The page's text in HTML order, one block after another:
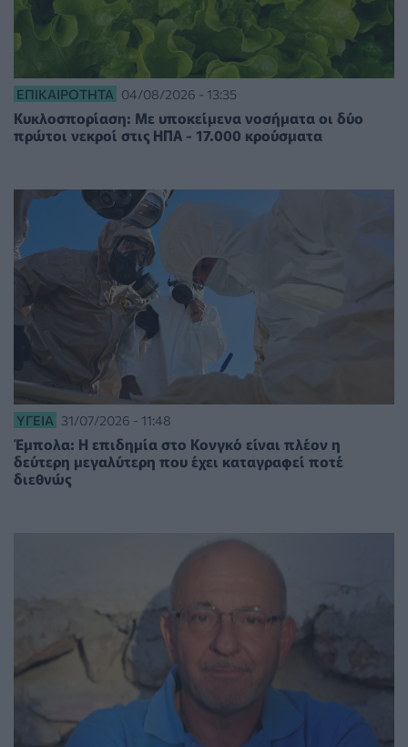
ΕΠΙΚΑΙΡΌΤΗΤΑ 04/08/2026 - 13:35
Κυκλοσπορίαση: Με υποκείμενα νοσήματα οι δύο
πρώτοι νεκροί στις ΗΠΑ - 17.000 κρούσματα
ΥΓΕΊΑ 31/07/2026 - 11:48
Έμπολα: Η επιδημία στο Κονγκό είναι πλέον η
δεύτερη μεγαλύτερη που έχει καταγραφεί ποτέ
διεθνώς